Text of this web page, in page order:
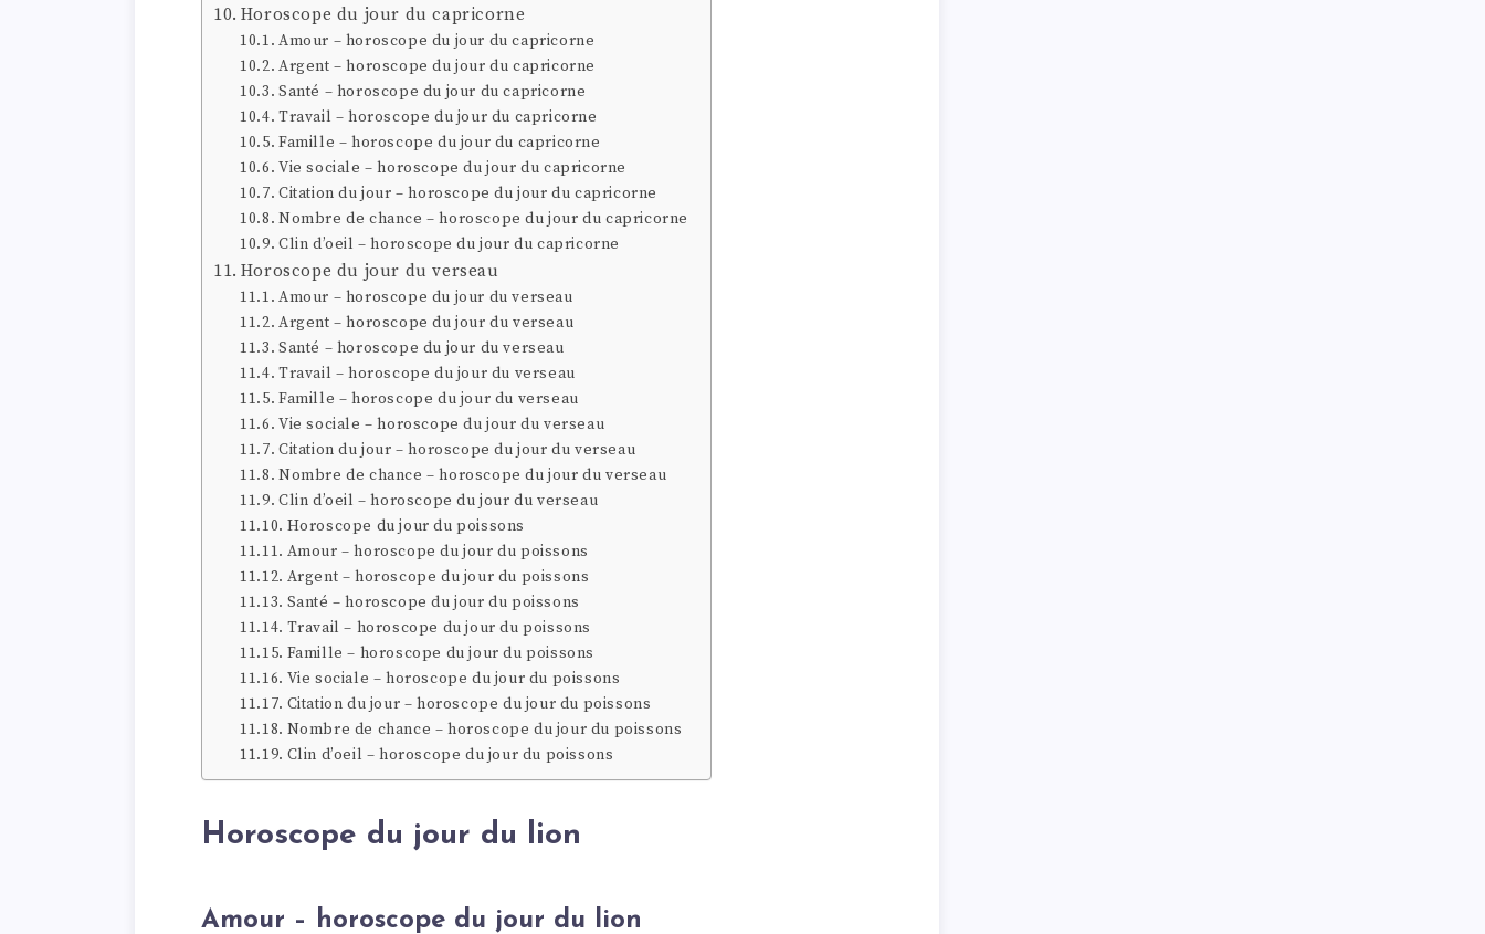
Horoscope du jour du capricorne
Amour – horoscope du jour du capricorne
Argent – horoscope du jour du capricorne
Santé – horoscope du jour du capricorne
Travail – horoscope du jour du capricorne
Famille – horoscope du jour du capricorne
Vie sociale – horoscope du jour du capricorne
Citation du jour – horoscope du jour du capricorne
Nombre de chance – horoscope du jour du capricorne
Clin d’oeil – horoscope du jour du capricorne
Horoscope du jour du verseau
Amour – horoscope du jour du verseau
Argent – horoscope du jour du verseau
Santé – horoscope du jour du verseau
Travail – horoscope du jour du verseau
Famille – horoscope du jour du verseau
Vie sociale – horoscope du jour du verseau
Citation du jour – horoscope du jour du verseau
Nombre de chance – horoscope du jour du verseau
Clin d’oeil – horoscope du jour du verseau
Horoscope du jour du poissons
Amour – horoscope du jour du poissons
Argent – horoscope du jour du poissons
Santé – horoscope du jour du poissons
Travail – horoscope du jour du poissons
Famille – horoscope du jour du poissons
Vie sociale – horoscope du jour du poissons
Citation du jour – horoscope du jour du poissons
Nombre de chance – horoscope du jour du poissons
Clin d’oeil – horoscope du jour du poissons
Horoscope du jour du lion
Amour – horoscope du jour du lion